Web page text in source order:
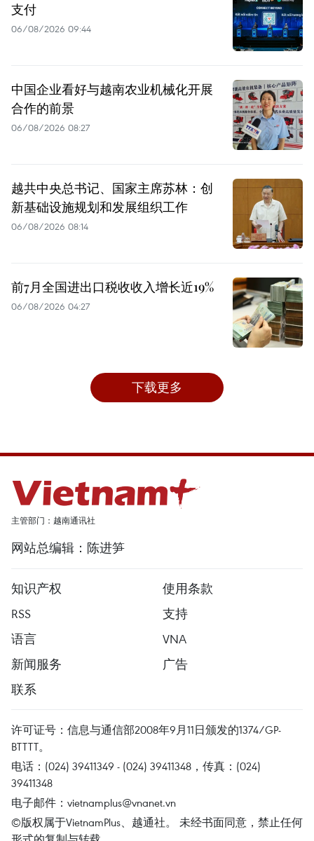
支付
06/08/2026 09:44
中国企业看好与越南农业机械化开展
合作的前景
06/08/2026 08:27
越共中央总书记、国家主席苏林：创
新基础设施规划和发展组织工作
06/08/2026 08:14
前7月全国进出口税收收入增长近19%
06/08/2026 04:27
下载更多
主管部门：越南通讯社
网站总编辑：陈进笋
知识产权
使用条款
RSS
支持
语言
VNA
新闻服务
广告
联系
许可证号：信息与通信部2008年9月11日颁发的1374/GP-
BTTTT。
电话：(024) 39411349 - (024) 39411348，传真：(024)
39411348
电子邮件： vietnamplus@vnanet.vn
©版权属于VietnamPlus、越通社。 未经书面同意，禁止任何